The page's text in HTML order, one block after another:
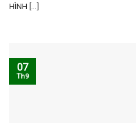
HÌNH [...]
07
Th9